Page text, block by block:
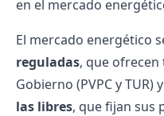
en el mercado
El mercado energético
reguladas, que
Gobierno (PVPC y TUR)
las libres, que fijan sus